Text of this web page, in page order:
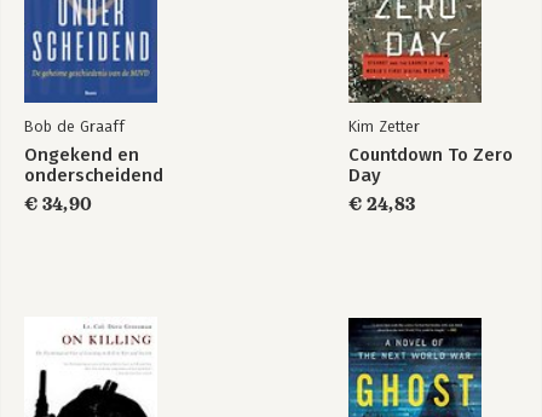
18 Tulpen voor Juliett
19 De vingerafdruk van geluid
20 Klein tegen groot
21 Nucleaire achtervolging
22 Bijna Berezina
Bijlage I: Driecilinders
Bob de Graaff
Ongekend en
onderscheidend
€ 34,90
Kim Zetter
Countdown To Zero
Day
€ 24,83